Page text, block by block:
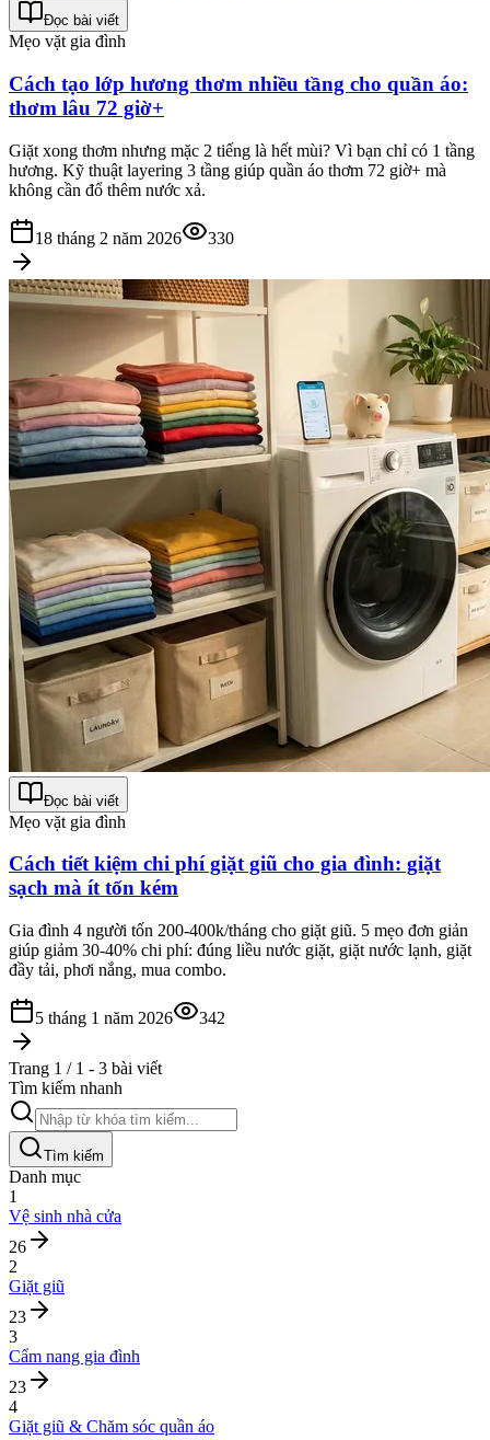
Đọc bài viết
Mẹo vặt gia đình
Cách tạo lớp hương thơm nhiều tầng cho quần áo:
thơm lâu 72 giờ+
Giặt xong thơm nhưng mặc 2 tiếng là hết mùi? Vì bạn chỉ có 1 tầng
hương. Kỹ thuật layering 3 tầng giúp quần áo thơm 72 giờ+ mà
không cần đổ thêm nước xả.
18 tháng 2 năm 2026 330
Đọc bài viết
Mẹo vặt gia đình
Cách tiết kiệm chi phí giặt giũ cho gia đình: giặt
sạch mà ít tốn kém
Gia đình 4 người tốn 200-400k/tháng cho giặt giũ. 5 mẹo đơn giản
giúp giảm 30-40% chi phí: đúng liều nước giặt, giặt nước lạnh, giặt
đầy tải, phơi nắng, mua combo.
5 tháng 1 năm 2026 342
Trang 1 / 1 - 3 bài viết
Tìm kiếm nhanh
Tìm kiếm
Danh mục
1
Vệ sinh nhà cửa
26
2
Giặt giũ
23
3
Cẩm nang gia đình
23
4
Giặt giũ & Chăm sóc quần áo